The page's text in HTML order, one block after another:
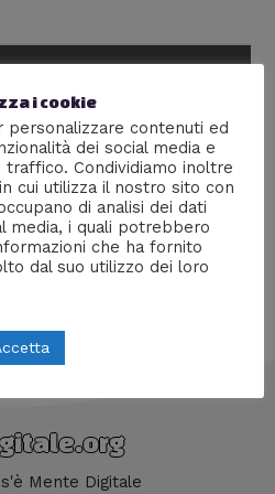
made any comments.
Mente Digitale
i cookie
personalizzare contenuti ed
dei social media e
Condividiamo inoltre
cui utilizza il nostro sito con
di analisi dei dati
media, i quali potrebbero
che ha fornito
dal suo utilizzo dei loro